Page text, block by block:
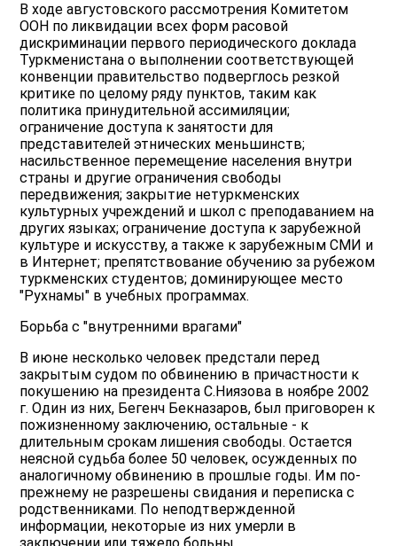
В ходе августовского рассмотрения Комитетом
ООН по ликвидации всех форм расовой
дискриминации первого периодического доклада
Туркменистана о выполнении соответствующей
конвенции правительство подверглось резкой
критике по целому ряду пунктов, таким как
политика принудительной ассимиляции;
ограничение доступа к занятости для
представителей этнических меньшинств;
насильственное перемещение населения внутри
страны и другие ограничения свободы
передвижения; закрытие нетуркменских
культурных учреждений и школ с преподаванием на
других языках; ограничение доступа к зарубежной
культуре и искусству, а также к зарубежным СМИ и
в Интернет; препятствование обучению за рубежом
туркменских студентов; доминирующее место
"Рухнамы" в учебных программах.
Борьба с "внутренними врагами"
В июне несколько человек предстали перед
закрытым судом по обвинению в причастности к
покушению на президента С.Ниязова в ноябре 2002
г. Один из них, Бегенч Бекназаров, был приговорен к
пожизненному заключению, остальные - к
длительным срокам лишения свободы. Остается
неясной судьба более 50 человек, осужденных по
аналогичному обвинению в прошлые годы. Им по-
прежнему не разрешены свидания и переписка с
родственниками. По неподтвержденной
информации, некоторые из них умерли в